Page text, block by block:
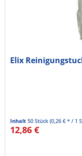
Elix
Inhalt50 Stück(0,26 € * / 1
12,86 €